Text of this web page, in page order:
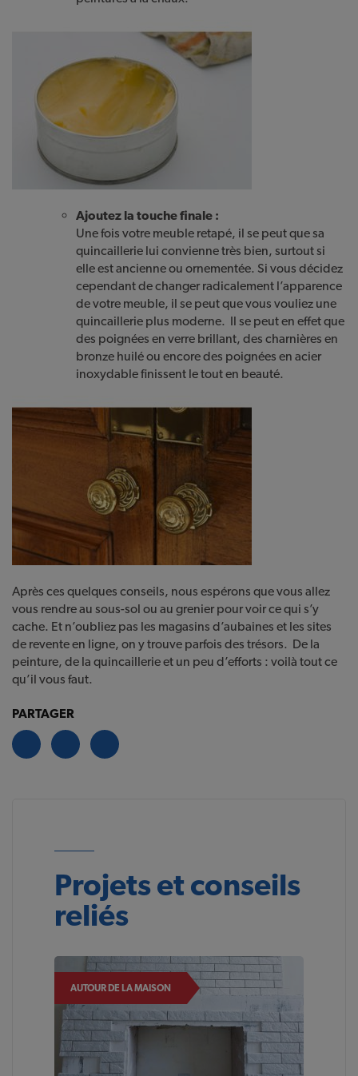
Ajoutez la touche finale :
Une fois votre meuble retapé, il se peut que sa
quincaillerie lui convienne très bien, surtout si
elle est ancienne ou ornementée. Si vous décidez
cependant de changer radicalement l’apparence
de votre meuble, il se peut que vous vouliez une
quincaillerie plus moderne. Il se peut en effet que
des poignées en verre brillant, des charnières en
bronze huilé ou encore des poignées en acier
inoxydable finissent le tout en beauté.
Après ces quelques conseils, nous espérons que vous allez
vous rendre au sous-sol ou au grenier pour voir ce qui s’y
cache. Et n’oubliez pas les magasins d’aubaines et les sites
de revente en ligne, on y trouve parfois des trésors. De la
peinture, de la quincaillerie et un peu d’efforts : voilà tout ce
qu’il vous faut.
PARTAGER
Projets et conseils
reliés
AUTOUR DE LA MAISON